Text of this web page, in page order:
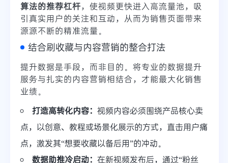
算法的推荐杠杆，使视频更快进入高流量池，吸
引真实用户的关注和互动，从而为销售页面带来
源源不断的精准流量。
结合刷收藏与内容营销的整合打法
提升数据是手段，而非目的。将专业的数据提升
服务与扎实的内容营销相结合，才能最大化销售
业绩。
打造高转化内容： 视频内容必须围绕产品核心卖
点，以创意、教程或场景化展示的方式，直击用户痛
点，激发其“想要收藏以备后用”的冲动。
数据助推冷启动： 在新视频发布后，通过“粉丝